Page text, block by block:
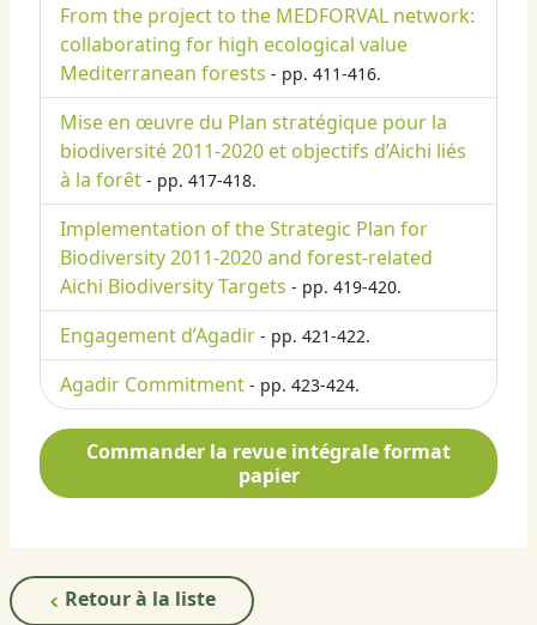
From the project to the MEDFORVAL network:
collaborating for high ecological value
Mediterranean forests - pp. 411-416.
Mise en œuvre du Plan stratégique pour la
biodiversité 2011-2020 et objectifs d’Aichi liés
à la forêt - pp. 417-418.
Implementation of the Strategic Plan for
Biodiversity 2011-2020 and forest-related
Aichi Biodiversity Targets - pp. 419-420.
Engagement d’Agadir - pp. 421-422.
Agadir Commitment - pp. 423-424.
Commander la revue intégrale format
papier
Retour à la liste